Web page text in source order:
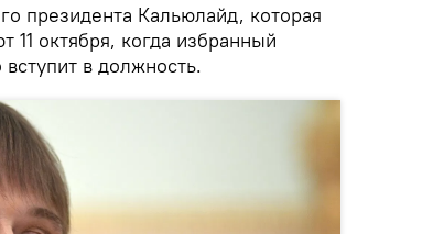
президента Кальюлайд, которая
11 октября, когда избранный
в должность.